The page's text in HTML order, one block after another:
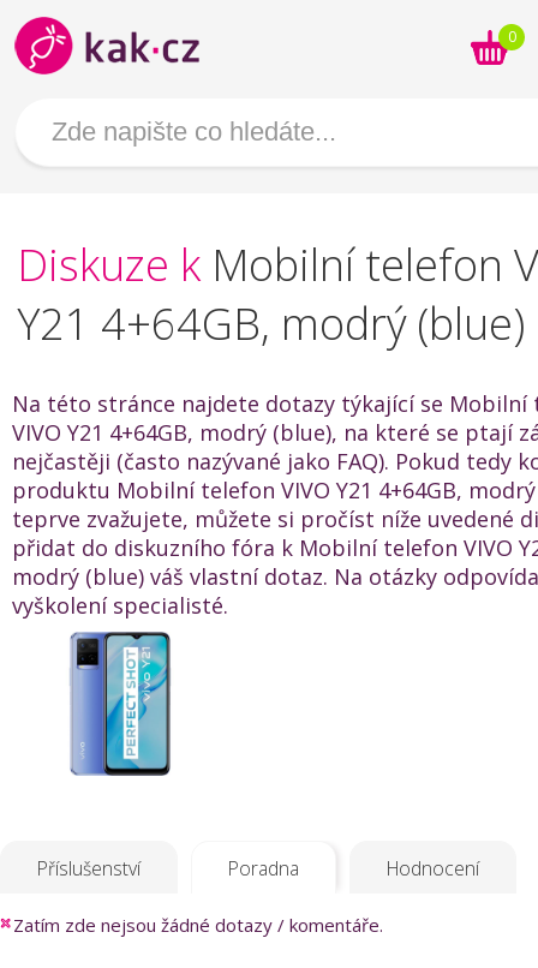
0
Diskuze k Mobilní telefon
Y21 4+64GB, modrý (blue)
Na této stránce najdete dotazy týkající se Mobilní
VIVO Y21 4+64GB, modrý (blue), na které se ptají
nejčastěji (často nazývané jako FAQ). Pokud tedy
produktu Mobilní telefon VIVO Y21 4+64GB,
teprve zvažujete, můžete si pročíst níže uvedené
přidat do diskuzního fóra k Mobilní telefon VIVO
modrý (blue) váš vlastní dotaz. Na otázky
vyškolení specialisté.
Příslušenství Poradna Hodnocení
Zatím zde nejsou žádné dotazy / komentáře.